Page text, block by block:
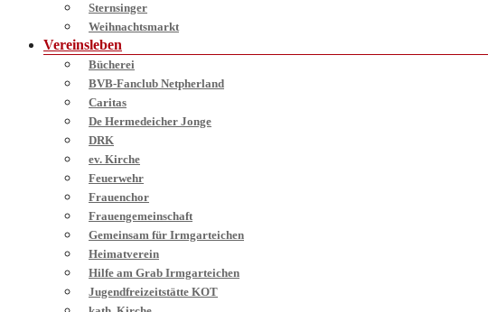
Sternsinger
Weihnachtsmarkt
Vereinsleben
Bücherei
BVB-Fanclub Netpherland
Caritas
De Hermedeicher Jonge
DRK
ev. Kirche
Feuerwehr
Frauenchor
Frauengemeinschaft
Gemeinsam für Irmgarteichen
Heimatverein
Hilfe am Grab Irmgarteichen
Jugendfreizeitstätte KOT